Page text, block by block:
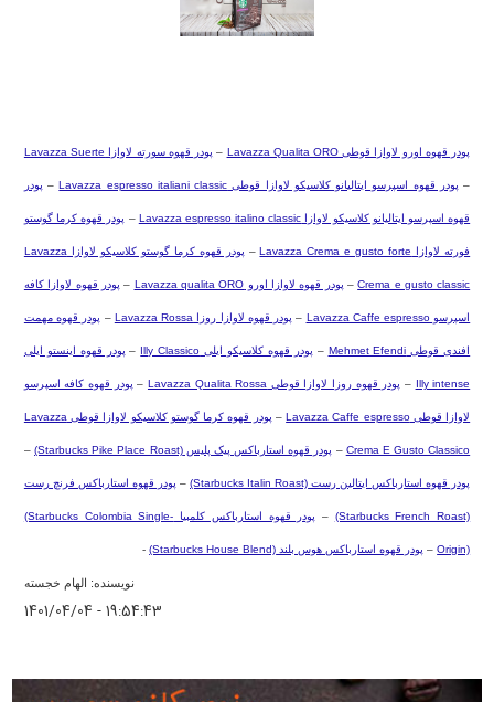
پودر قهوه اورو لاوازا قوطی Lavazza Qualita ORO
– پودر قهوه سورته لاوازا Lavazza Suerte
– پودر قهوه اسپرسو ایتالیانو کلاسیکو لاوازا قوطی Lavazza espresso italiani classic
– پودر
قهوه اسپرسو ایتالیانو کلاسیکو لاوازا Lavazza espresso italino classic
– پودر قهوه کرما گوستو
فورته لاوازا Lavazza Crema e gusto forte
– پودر قهوه کرما گوستو کلاسیکو لاوازا Lavazza
Crema e gusto classic
– پودر قهوه لاوازا اورو Lavazza qualita ORO
– پودر قهوه لاوازا کافه
اسپرسوLavazza Caffe espresso
– پودر قهوه لاوازا روزا Lavazza Rossa
– پودر قهوه مهمت
افندی قوطی Mehmet Efendi
– پودر قهوه کلاسیکو ایلی Illy Classico
– پودر قهوه اینستو ایلی
Illy intense
– پودر قهوه روزا لاوازا قوطی Lavazza Qualita Rossa
– پودر قهوه کافه اسپرسو
لاوازا قوطیLavazza Caffe espresso
– پودر قهوه کرما گوستو کلاسیکو لاوازا قوطی Lavazza
Crema E Gusto Classico
– پودر قهوه استارباکس پیک پلیس(Starbucks Pike Place Roast)
–
پودر قهوه استارباکس ایتالین رست (Starbucks Italin Roast)
– پودر قهوه استارباکس فرنچ رست
(Starbucks French Roast)
– پودر قهوه استارباکس کلمبیا (Starbucks Colombia Single-
Origin)
– پودر قهوه استارباکس هوس بلند (Starbucks House Blend)
-
نویسنده: الهام خجسته
1401/04/04 - 19:54:43